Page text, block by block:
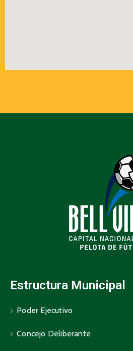
Estructura Municipal
Poder Ejecutivo
Concejo Deliberante